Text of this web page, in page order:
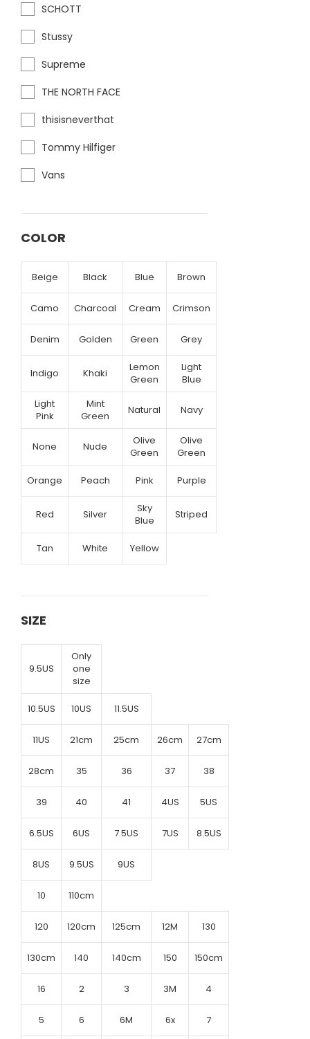
SCHOTT
Stussy
Supreme
THE NORTH FACE
thisisneverthat
Tommy Hilfiger
Vans
COLOR
Beige Black Blue Brown
Camo Charcoal Cream Crimson
Denim Golden Green Grey
Indigo Khaki
Lemon
Green
Light
Blue
Light
Pink
Mint
Green
Natural Navy
None Nude
Olive
Green
Olive
Green
Orange Peach Pink Purple
Red Silver
Sky
Blue
Striped
Tan White Yellow
SIZE
9.5US
Only
one
size
10.5US 10US 11.5US
11US 21cm 25cm 26cm 27cm
28cm 35 36 37 38
39 40 41 4US 5US
6.5US 6US 7.5US 7US 8.5US
8US 9.5US 9US
10 110cm
120 120cm 125cm 12M 130
130cm 140 140cm 150 150cm
16 2 3 3M 4
5 6 6M 6x 7